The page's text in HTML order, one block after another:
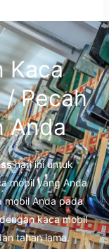
Kaca
/ Pecah
Anda
hari ini untuk
mobil yang Anda
mobil Anda pada
kaca mobil
tahan lama.